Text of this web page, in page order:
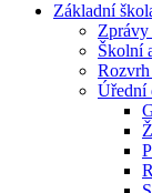
Základní
Zprávy
Školní
Rozvrh
Úřední